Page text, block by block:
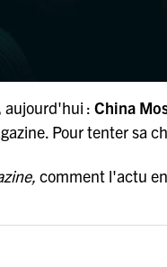
aujourd'hui : China
Pour tenter sa
comment l'actu